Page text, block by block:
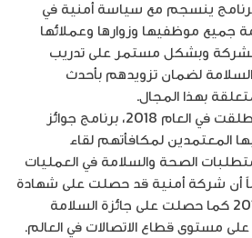
ينسجم مع سياسة أمنية في
موظفيها وزوارها وعملائها
وبشكل مستمر على تدريب
لضمان تزويدهم بأحدث
بهذا المجال.
وكانت شركة أمنية قد أطلقت في العام 2018، برنامج جوائز
المعتمدين لمكافأتهم لقاء
الصحة والسلامة في العمليات
أن شركة أمنية قد حصلت على شهادة
الأيزو 45001 في العام 2017 كما حصلت على جائزة السلامة